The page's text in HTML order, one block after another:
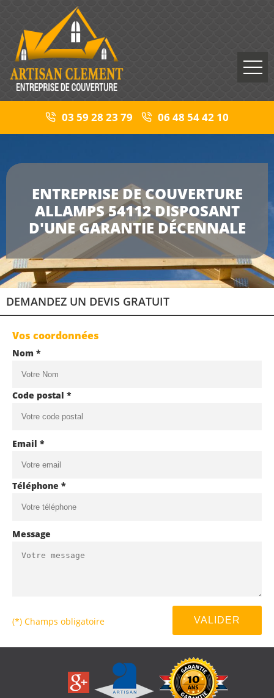
03 59 28 23 79 06 48 54 42 10
ENTREPRISE DE COUVERTURE
ALLAMPS 54112 DISPOSANT
D'UNE GARANTIE DÉCENNALE
DEMANDEZ UN DEVIS GRATUIT
Vos coordonnées
Nom *
Code postal *
Email *
Téléphone *
Message
(*) Champs obligatoire